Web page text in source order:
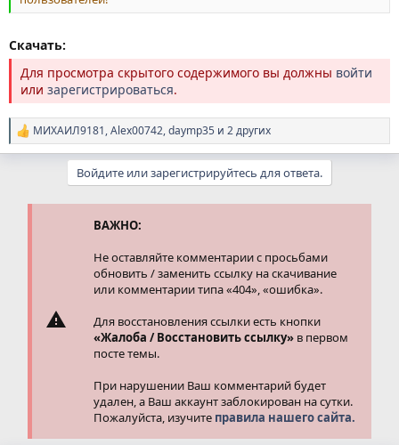
Скачать:
Для просмотра скрытого содержимого вы должны войти
или зарегистрироваться.
Р
е
МИХАИЛ9181,Alex00742,daymp35 и 2 других
Войдите или зарегистрируйтесь для ответа.
ВАЖНО:
Не оставляйте комментарии с просьбами
обновить / заменить ссылку на скачивание
или комментарии типа «404», «ошибка».
Для восстановления ссылки есть кнопки
«Жалоба / Восстановить ссылку» в первом
посте темы.
При нарушении Ваш комментарий будет
удален, а Ваш аккаунт заблокирован на сутки.
Пожалуйста, изучите правила нашего сайта.